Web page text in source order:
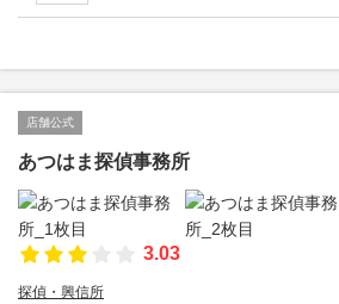
店舗公式
あつはま探偵事務所
3.03
探偵・興信所